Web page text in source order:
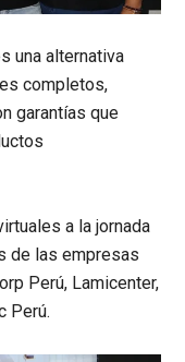
una alternativa
completos,
garantías que
a la jornada
de las empresas
Perú, Lamicenter,
Perú.